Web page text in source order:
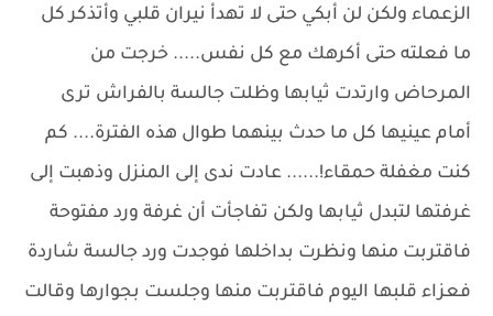
الزعماء ولكن لن أبكي حتى لا تهدأ نيران قلبي وأتذكر كل
ما فعلته حتى أكرهك مع كل نفس..... خرجت من
المرحاض وارتدت ثيابها وظلت جالسة بالفراش ترى
أمام عينيها كل ما حدث بينهما طوال هذه الفترة.... كم
كنت مغفلة حمقاء!...... عادت ندى إلى المنزل وذهبت إلى
غرفتها لتبدل ثيابها ولكن تفاجأت أن غرفة ورد مفتوحة
فاقتربت منها ونظرت بداخلها فوجدت ورد جالسة شاردة
فعزاء قلبها اليوم فاقتربت منها وجلست بجوارها وقالت